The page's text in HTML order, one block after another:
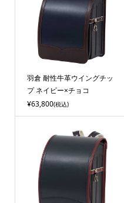
羽倉 耐性牛革ウイングチッ
プ ネイビー×チョコ
¥63,800(税込)